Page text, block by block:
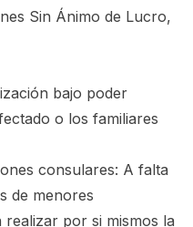
Sin Ánimo de Lucro,
bajo poder
o los familiares
consulares: A falta
de menores
por si mismos la